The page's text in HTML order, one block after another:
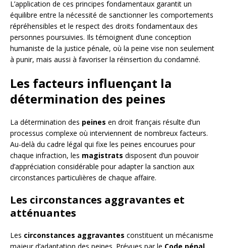
L’application de ces principes fondamentaux garantit un
équilibre entre la nécessité de sanctionner les comportements
répréhensibles et le respect des droits fondamentaux des
personnes poursuivies. Ils témoignent d’une conception
humaniste de la justice pénale, où la peine vise non seulement
à punir, mais aussi à favoriser la réinsertion du condamné.
Les facteurs influençant la
détermination des peines
La détermination des peines en droit français résulte d’un
processus complexe où interviennent de nombreux facteurs.
Au-delà du cadre légal qui fixe les peines encourues pour
chaque infraction, les magistrats disposent d’un pouvoir
d’appréciation considérable pour adapter la sanction aux
circonstances particulières de chaque affaire.
Les circonstances aggravantes et
atténuantes
Les circonstances aggravantes constituent un mécanisme